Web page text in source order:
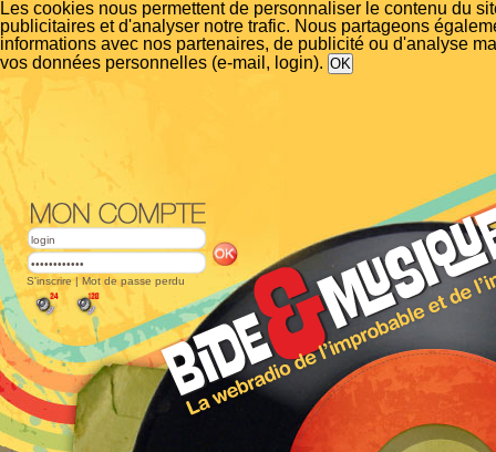
Les cookies nous permettent de personnaliser le contenu du
publicitaires et d'analyser notre trafic. Nous partageons
informations avec nos partenaires, de publicité ou d'analyse
vos données personnelles (e-mail, login).
S'inscrire | Mot de passe perdu